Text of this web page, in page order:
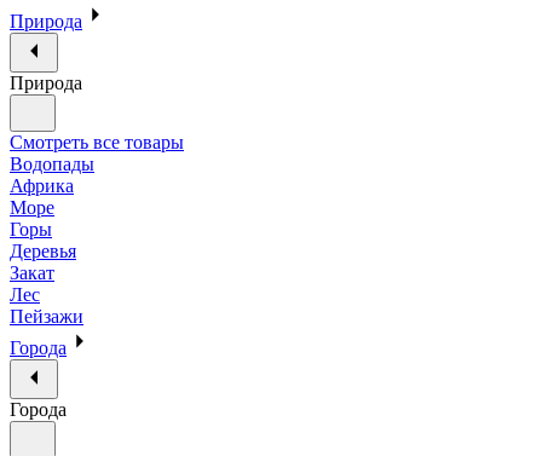
Природа
Природа
Смотреть все товары
Водопады
Африка
Море
Горы
Деревья
Закат
Лес
Пейзажи
Города
Города